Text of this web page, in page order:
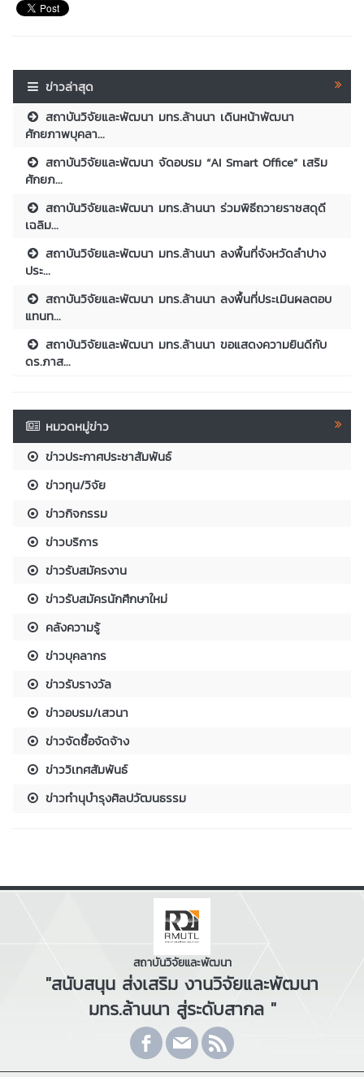
ข่าวล่าสุด
สถาบันวิจัยและพัฒนา มทร.ล้านนา เดินหน้าพัฒนา
ศักยภาพบุคลา...
สถาบันวิจัยและพัฒนา จัดอบรม “AI Smart Office” เสริม
ศักยภ...
สถาบันวิจัยและพัฒนา มทร.ล้านนา ร่วมพิธีถวายราชสดุดี
เฉลิม...
สถาบันวิจัยและพัฒนา มทร.ล้านนา ลงพื้นที่จังหวัดลำปาง
ประ...
สถาบันวิจัยและพัฒนา มทร.ล้านนา ลงพื้นที่ประเมินผลตอบ
แทนท...
สถาบันวิจัยและพัฒนา มทร.ล้านนา ขอแสดงความยินดีกับ
ดร.ภาส...
หมวดหมู่ข่าว
ข่าวประกาศประชาสัมพันธ์
ข่าวทุน/วิจัย
ข่าวกิจกรรม
ข่าวบริการ
ข่าวรับสมัครงาน
ข่าวรับสมัครนักศึกษาใหม่
คลังความรู้
ข่าวบุคลากร
ข่าวรับรางวัล
ข่าวอบรม/เสวนา
ข่าวจัดซื้อจัดจ้าง
ข่าววิเทศสัมพันธ์
ข่าวทำนุบำรุงศิลปวัฒนธรรม
สถาบันวิจัยและพัฒนา
"สนับสนุน ส่งเสริม งานวิจัยและพัฒนา
มทร.ล้านนา สู่ระดับสากล "